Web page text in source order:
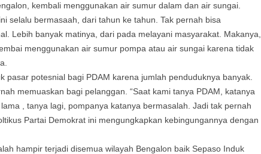
kembali menggunakan air sumur dalam dan air sungai.
selalu bermasaah, dari tahun ke tahun. Tak pernah bisa
Lebih banyak matinya, dari pada melayani masyarakat. Makanya,
menggunakan air sumur pompa atau air sungai karena tidak
pasar potesnial bagi PDAM karena jumlah penduduknya banyak.
memuaskan bagi pelanggan. “Saat kami tanya PDAM, katanya
, tanya lagi, pompanya katanya bermasalah. Jadi tak pernah
Partai Demokrat ini mengungkapkan kebingungannya dengan
hampir terjadi disemua wilayah Bengalon baik Sepaso Induk